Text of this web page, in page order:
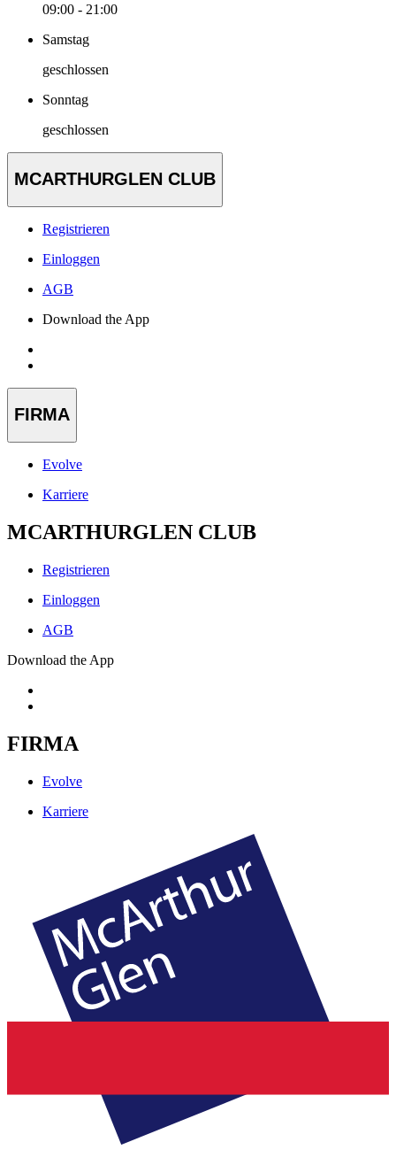
09:00 - 21:00
Samstag
geschlossen
Sonntag
geschlossen
MCARTHURGLEN CLUB
Registrieren
Einloggen
AGB
Download the App
FIRMA
Evolve
Karriere
MCARTHURGLEN CLUB
Registrieren
Einloggen
AGB
Download the App
FIRMA
Evolve
Karriere